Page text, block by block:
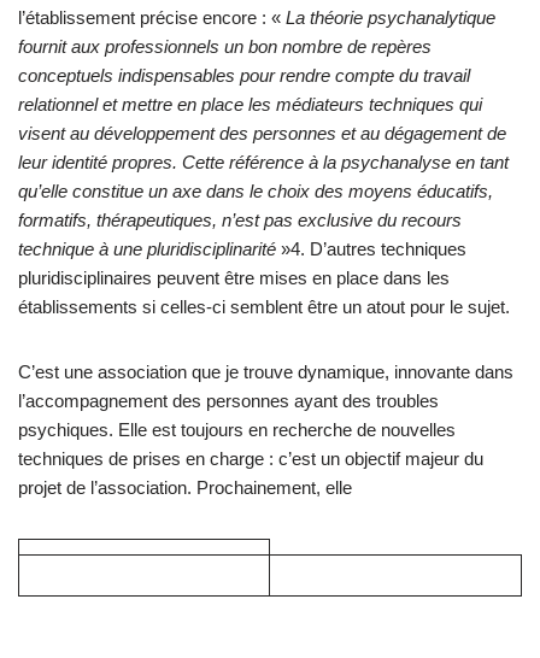
l’établissement précise encore : « La théorie psychanalytique
fournit aux professionnels un bon nombre de repères
conceptuels indispensables pour rendre compte du travail
relationnel et mettre en place les médiateurs techniques qui
visent au développement des personnes et au dégagement de
leur identité propres. Cette référence à la psychanalyse en tant
qu’elle constitue un axe dans le choix des moyens éducatifs,
formatifs, thérapeutiques, n’est pas exclusive du recours
technique à une pluridisciplinarité »4. D’autres techniques
pluridisciplinaires peuvent être mises en place dans les
établissements si celles-ci semblent être un atout pour le sujet.
C’est une association que je trouve dynamique, innovante dans
l’accompagnement des personnes ayant des troubles
psychiques. Elle est toujours en recherche de nouvelles
techniques de prises en charge : c’est un objectif majeur du
projet de l’association. Prochainement, elle